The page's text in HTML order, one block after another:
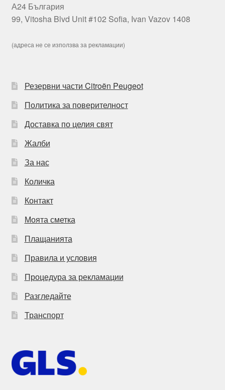
А24 България
99, Vitosha Blvd Unit #102 Sofia, Ivan Vazov 1408
(адреса не се използва за рекламации)
Резервни части Citroën Peugeot
Политика за поверителност
Доставка по целия свят
Жалби
За нас
Количка
Контакт
Моята сметка
Плащанията
Правила и условия
Процедура за рекламации
Разгледайте
Транспорт